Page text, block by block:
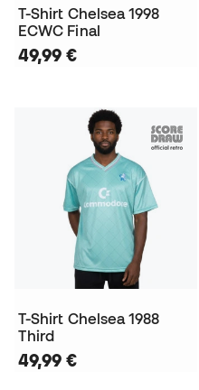
T-Shirt Chelsea 1998
ECWC Final
49,99 €
T-Shirt Chelsea 1988
Third
49,99 €